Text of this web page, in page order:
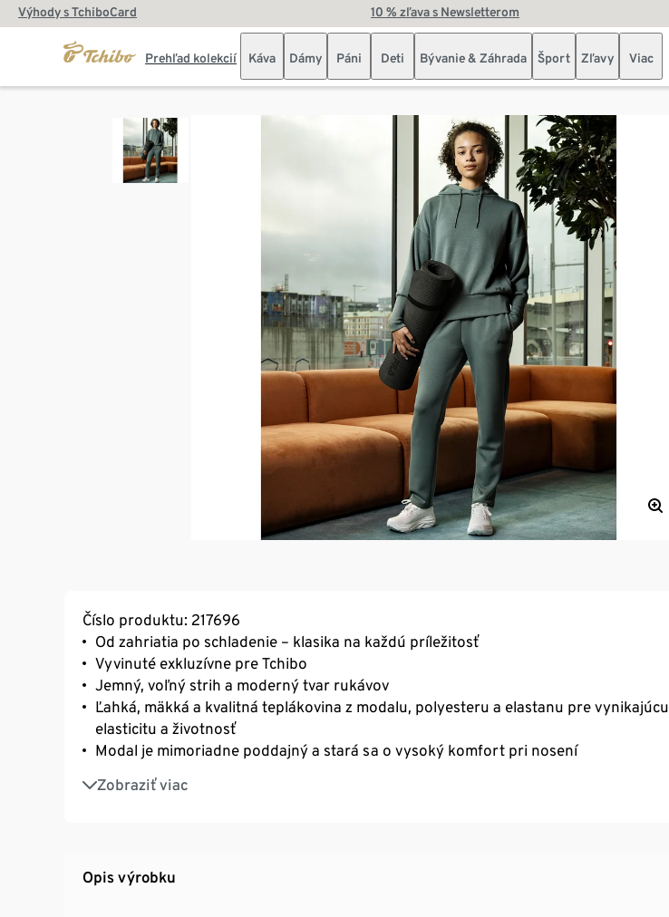
Výhody s TchiboCard 10 % zľava s Newsletterom
Prehľad kolekcií Káva Dámy Páni Deti Bývanie & Záhrada Šport Zľavy Viac
Číslo produktu: 217696
Od zahriatia po schladenie – klasika na každú príležitosť
Vyvinuté exkluzívne pre Tchibo
Jemný, voľný strih a moderný tvar rukávov
Ľahká, mäkká a kvalitná teplákovina z modalu, polyesteru a elastanu pre vynikajúcu
elasticitu a životnosť
Modal je mimoriadne poddajný a stará sa o vysoký komfort pri nosení
Zobraziť viac
Modal je mimoriadne priedušný a dobre odvádza vlhkosť
Opis výrobku